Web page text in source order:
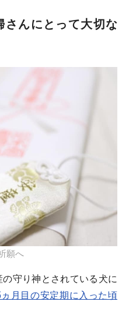
さんにとって大切な
願へ
守り神とされている犬に
月目の安定期に入った頃